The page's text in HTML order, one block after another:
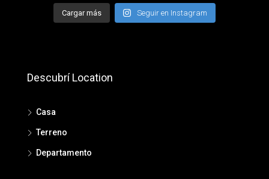
Cargar más Seguir en Instagram
Descubrí Location
Casa
Terreno
Departamento